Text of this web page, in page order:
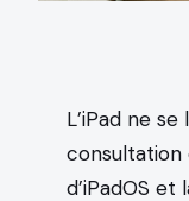
L’iPad ne
consultation
d’iPadOS